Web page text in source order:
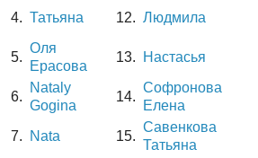
4. Татьяна 12. Людмила
5.
Оля
Ерасова
13. Настасья
6.
Nataly
Gogina
14.
Софронова
Елена
7.
Nata 15.
Савенкова
Татьяна